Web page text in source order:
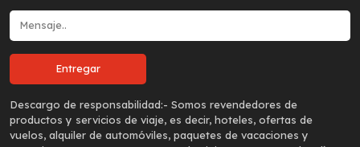
Descargo de responsabilidad:- Somos revendedores de
productos y servicios de viaje, es decir, hoteles, ofertas de
vuelos, alquiler de automóviles, paquetes de vacaciones y